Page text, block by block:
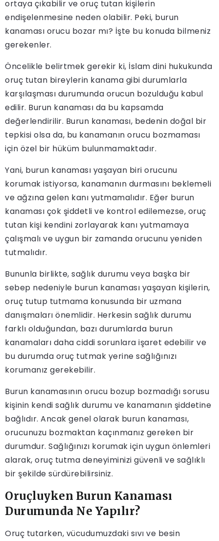
ortaya çıkabilir ve oruç tutan kişilerin
endişelenmesine neden olabilir. Peki, burun
kanaması orucu bozar mı? İşte bu konuda bilmeniz
gerekenler.
Öncelikle belirtmek gerekir ki, İslam dini hukukunda
oruç tutan bireylerin kanama gibi durumlarla
karşılaşması durumunda orucun bozulduğu kabul
edilir. Burun kanaması da bu kapsamda
değerlendirilir. Burun kanaması, bedenin doğal bir
tepkisi olsa da, bu kanamanın orucu bozmaması
için özel bir hüküm bulunmamaktadır.
Yani, burun kanaması yaşayan biri orucunu
korumak istiyorsa, kanamanın durmasını beklemeli
ve ağzına gelen kanı yutmamalıdır. Eğer burun
kanaması çok şiddetli ve kontrol edilemezse, oruç
tutan kişi kendini zorlayarak kanı yutmamaya
çalışmalı ve uygun bir zamanda orucunu yeniden
tutmalıdır.
Bununla birlikte, sağlık durumu veya başka bir
sebep nedeniyle burun kanaması yaşayan kişilerin,
oruç tutup tutmama konusunda bir uzmana
danışmaları önemlidir. Herkesin sağlık durumu
farklı olduğundan, bazı durumlarda burun
kanamaları daha ciddi sorunlara işaret edebilir ve
bu durumda oruç tutmak yerine sağlığınızı
korumanız gerekebilir.
Burun kanamasının orucu bozup bozmadığı sorusu
kişinin kendi sağlık durumu ve kanamanın şiddetine
bağlıdır. Ancak genel olarak burun kanaması,
orucunuzu bozmaktan kaçınmanız gereken bir
durumdur. Sağlığınızı korumak için uygun önlemleri
alarak, oruç tutma deneyiminizi güvenli ve sağlıklı
bir şekilde sürdürebilirsiniz.
Oruçluyken Burun Kanaması
Durumunda Ne Yapılır?
Oruç tutarken, vücudumuzdaki sıvı ve besin